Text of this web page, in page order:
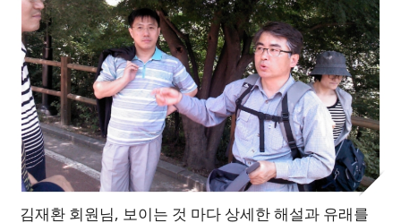
김재환 회원님, 보이는 것 마다 상세한 해설과 유래를